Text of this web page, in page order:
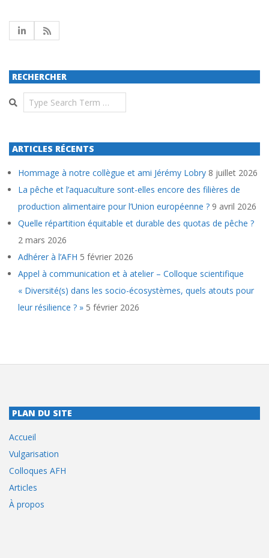
RECHERCHER
Search
ARTICLES RÉCENTS
Hommage à notre collègue et ami Jérémy Lobry 8 juillet 2026
La pêche et l’aquaculture sont-elles encore des filières de
production alimentaire pour l’Union européenne ? 9 avril 2026
Quelle répartition équitable et durable des quotas de pêche ?
2 mars 2026
Adhérer à l’AFH 5 février 2026
Appel à communication et à atelier – Colloque scientifique
« Diversité(s) dans les socio-écosystèmes, quels atouts pour
leur résilience ? » 5 février 2026
PLAN DU SITE
Accueil
Vulgarisation
Colloques AFH
Articles
À propos